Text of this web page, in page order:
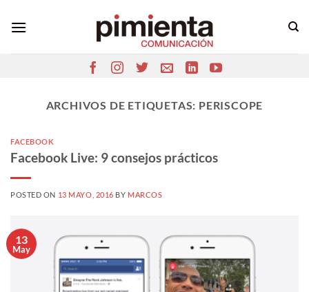
ARCHIVOS DE ETIQUETAS: PERISCOPE
FACEBOOK
Facebook Live: 9 consejos prácticos
POSTED ON 13 MAYO, 2016 BY MARCOS
13
May